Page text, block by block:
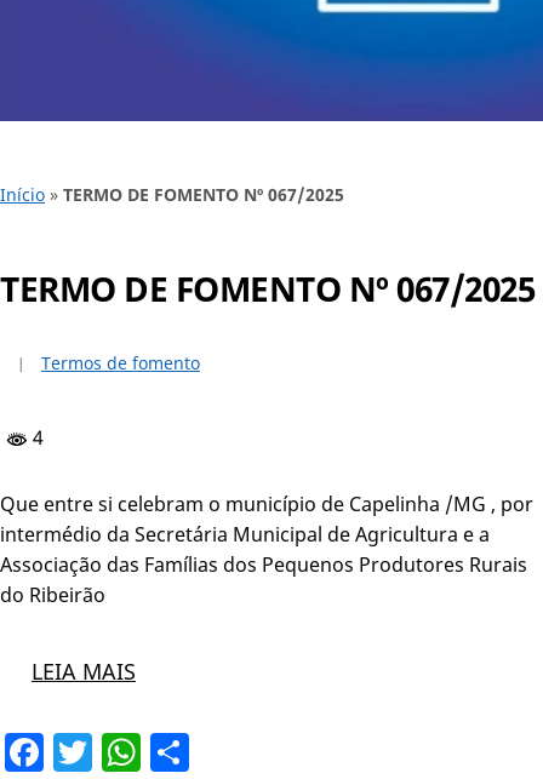
Início » TERMO DE FOMENTO Nº 067/2025
TERMO DE FOMENTO Nº 067/2025
Termos de fomento
4
Que entre si celebram o município de Capelinha /MG , por
intermédio da Secretária Municipal de Agricultura e a
Associação das Famílias dos Pequenos Produtores Rurais
do Ribeirão
LEIA MAIS
Facebook
TwitterWhatsApp